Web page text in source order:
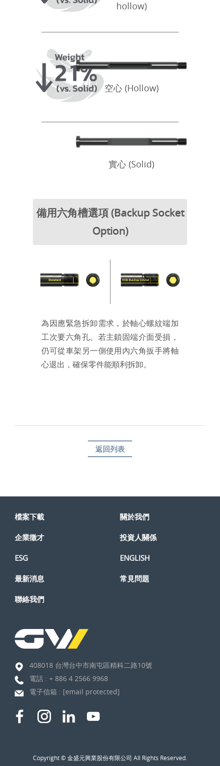
hollow)
空心 (Hollow)
實心 (Solid)
備用六角槽選項 (Backup Socket
Option)
為因應緊急拆卸需求，於軸心螺紋端加
工次要六角孔。若主鎖固端介面受損，
仍可從車架另一側使用內六角扳手將軸
心退出，確保零件能順利拆卸。
返回列表
檔案下載 關於我們
企業徵才 投資人關係
ESG ENGLISH
最新消息 常見問題
聯絡我們
408018 台灣台中市南屯區精科二路10號
電話 : + 886 4 2566 9968
電子信箱 : [email protected]
Copyright © 金盛元興業股份有限公司 All Rights Reserved.